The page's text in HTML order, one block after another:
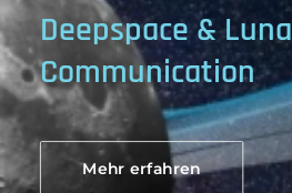
Deepspace & Luna
Communication
Mehr erfahren